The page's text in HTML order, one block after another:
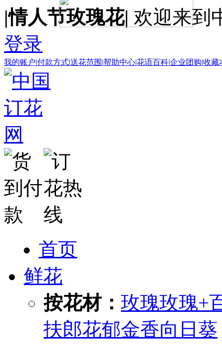
|情人节玫瑰花| 欢迎来到
登录
我的账户|付款方式|送花范围 |帮助中心|花语百科|企业团购|收藏
首页
鲜花
按花材： 玫瑰玫瑰+
扶郎花郁金香向日葵